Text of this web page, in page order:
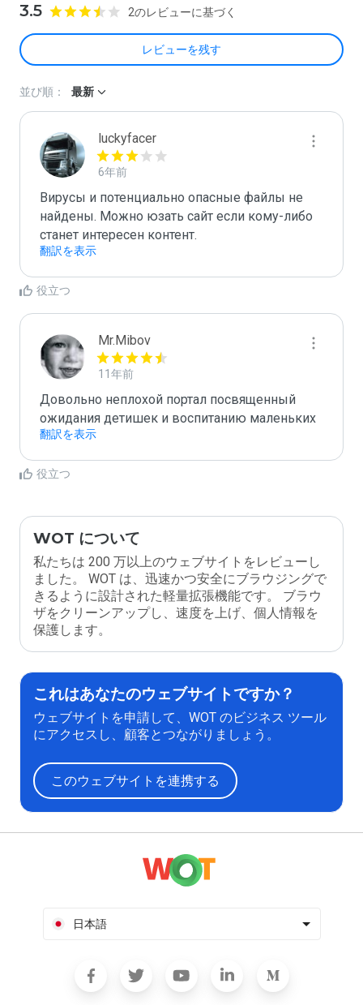
3.5 2のレビューに基づく
レビューを残す
並び順： 最新
luckyfacer
6年前
Вирусы и потенциально опасные файлы не
найдены. Можно юзать сайт если кому-либо
станет интересен контент.
翻訳を表示
役立つ
Mr.Mibov
11年前
Довольно неплохой портал посвященный
ожидания детишек и воспитанию маленьких
翻訳を表示
役立つ
WOT について
私たちは 200 万以上のウェブサイトをレビューし
ました。 WOT は、迅速かつ安全にブラウジングで
きるように設計された軽量拡張機能です。 ブラウ
ザをクリーンアップし、速度を上げ、個人情報を
保護します。
これはあなたのウェブサイトですか？
ウェブサイトを申請して、WOT のビジネス ツール
にアクセスし、顧客とつながりましょう。
このウェブサイトを連携する
日本語